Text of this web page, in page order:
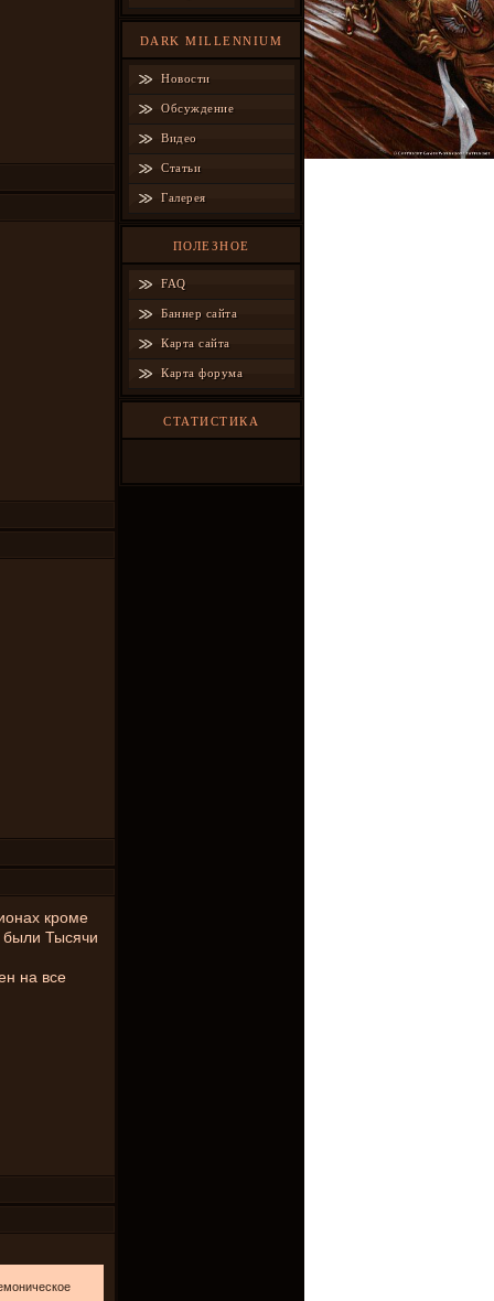
кроме
Тысячи
на все
DARK MILLENNIUM
Новости
Обсуждение
Видео
Статьи
Галерея
ПОЛЕЗНОЕ
FAQ
Баннер сайта
Карта сайта
Карта форума
СТАТИСТИКА